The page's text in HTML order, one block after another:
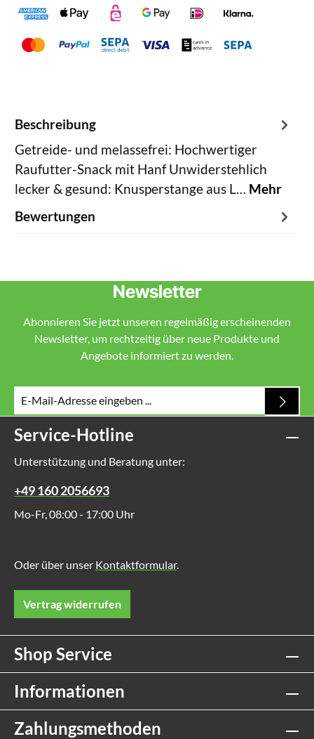
Beschreibung
Getreide- und melassefrei: Hochwertiger
Raufutter-Snack mit Hanf Unwiderstehlich
lecker & gesund: Knusperstange aus L… Mehr
Bewertungen
Newsletter
Abonnieren Sie jetzt unseren regelmäßig erscheinenden
Newsletter, um rechtzeitig über neue Produkte und
Angebote informiert zu werden.
Service-Hotline
Unterstützung und Beratung unter:
+49 160 2056693
Mo-Fr, 08:00 - 17:00 Uhr
Oder über unser Kontaktformular.
Vertrag widerrufen
Shop Service
Informationen
Zahlungsmethoden